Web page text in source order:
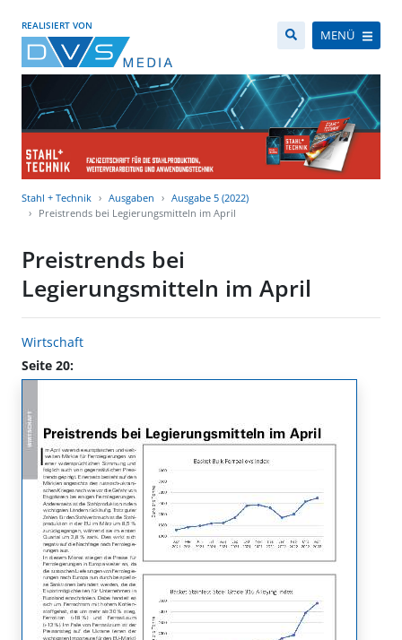
REALISIERT VON
MENÜ
Stahl + Technik Ausgaben
Ausgabe 5 (2022)
Preistrends bei Legierungsmitteln im April
Preistrends bei
Legierungsmitteln im April
Wirtschaft
Seite 20: